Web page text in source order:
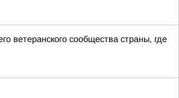
сообщества страны, где